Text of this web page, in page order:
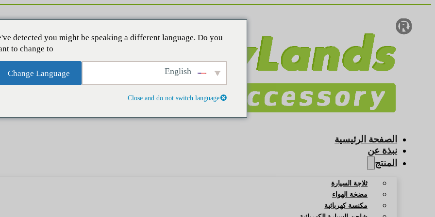
الصفحة الرئيسية
نبذة عن
المنتج
ثلاجة السيارة
مضخة الهواء
مكنسة كهربائية
detected you might be speaking a different language. Do you
to change to:
Change Language
Close and do not switch language